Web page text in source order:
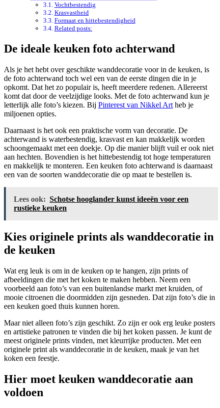
Vochtbestendig
Krasvastheid
Formaat en hittebestendigheid
Related posts:
De ideale keuken foto achterwand
Als je het hebt over geschikte wanddecoratie voor in de keuken, is
de foto achterwand toch wel een van de eerste dingen die in je
opkomt. Dat het zo populair is, heeft meerdere redenen. Allereerst
komt dat door de veelzijdige looks. Met de foto achterwand kun je
letterlijk alle foto’s kiezen. Bij Pinterest van Nikkel Art heb je
miljoenen opties.
Daarnaast is het ook een praktische vorm van decoratie. De
achterwand is waterbestendig, krasvast en kan makkelijk worden
schoongemaakt met een doekje. Op die manier blijft vuil er ook niet
aan hechten. Bovendien is het hittebestendig tot hoge temperaturen
en makkelijk te monteren. Een keuken foto achterwand is daarnaast
een van de soorten wanddecoratie die op maat te bestellen is.
Lees ook: Schotse hooglander kunst ideeën voor een
rustieke keuken
Kies originele prints als wanddecoratie in
de keuken
Wat erg leuk is om in de keuken op te hangen, zijn prints of
afbeeldingen die met het koken te maken hebben. Neem een
voorbeeld aan foto’s van een buitenlandse markt met kruiden, of
mooie citroenen die doormidden zijn gesneden. Dat zijn foto’s die in
een keuken goed thuis kunnen horen.
Maar niet alleen foto’s zijn geschikt. Zo zijn er ook erg leuke posters
en artistieke patronen te vinden die bij het koken passen. Je kunt de
meest originele prints vinden, met kleurrijke producten. Met een
originele print als wanddecoratie in de keuken, maak je van het
koken een feestje.
Hier moet keuken wanddecoratie aan
voldoen